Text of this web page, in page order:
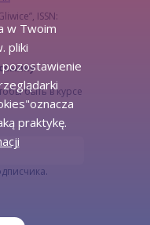
ISSN:
быть в курсе
w Twoim
pliki
praktykę.